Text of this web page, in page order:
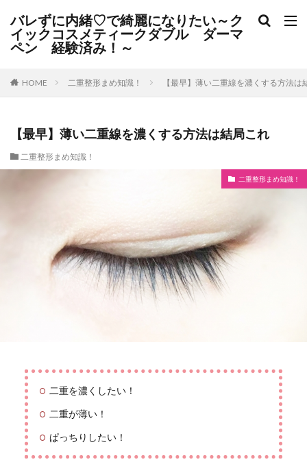
バレずに内緒♡で綺麗になりたい～ク
イックコスメティークダブル ダーマ
ペン 経験済み！～
HOME 二重整形まめ知識！ 【最早】薄い二重線を濃くする方法は
【最早】薄い二重線を濃くする方法は結局これ
二重整形まめ知識！
二重整形まめ知識！
二重を濃くしたい！
二重が薄い！
ぱっちりしたい！